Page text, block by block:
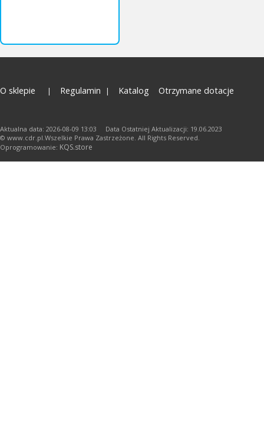
O sklepie Regulamin Katalog Otrzymane dotacje
Aktualna data: 2026-08-09 13:03 Data Ostatniej Aktualizacji: 19.06.2023
© www.cdr.pl.Wszelkie Prawa Zastrzeżone. All Rights Reserved.
Oprogramowanie: KQS.store